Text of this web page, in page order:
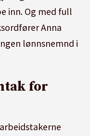
inn. Og med full
Anna
lønnsnemnd i
for